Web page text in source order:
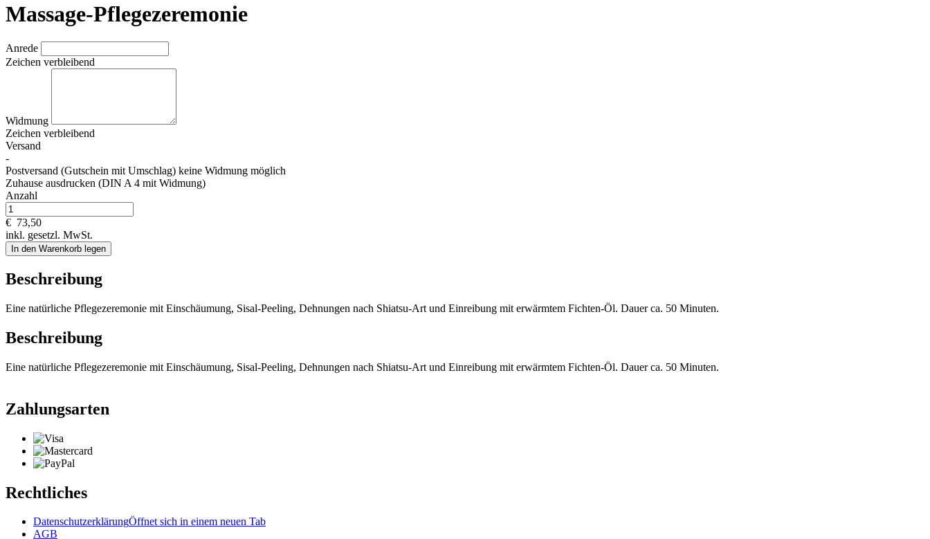
Massage-Pflegezeremonie
Anrede
Zeichen verbleibend
Widmung
Zeichen verbleibend
Versand
-
Postversand (Gutschein mit Umschlag) keine Widmung möglich
Zuhause ausdrucken (DIN A 4 mit Widmung)
Anzahl
€ 73,50
inkl. gesetzl. MwSt.
In den Warenkorb legen
Beschreibung
Eine natürliche Pflegezeremonie mit Einschäumung, Sisal-Peeling, Dehnungen nach Shiatsu-Art und Einreibung mit erwärmtem Fichten-Öl. Dauer ca. 50 Minuten.
Beschreibung
Eine natürliche Pflegezeremonie mit Einschäumung, Sisal-Peeling, Dehnungen nach Shiatsu-Art und Einreibung mit erwärmtem Fichten-Öl. Dauer ca. 50 Minuten.
Zahlungsarten
Rechtliches
DatenschutzerklärungÖffnet sich in einem neuen Tab
AGB